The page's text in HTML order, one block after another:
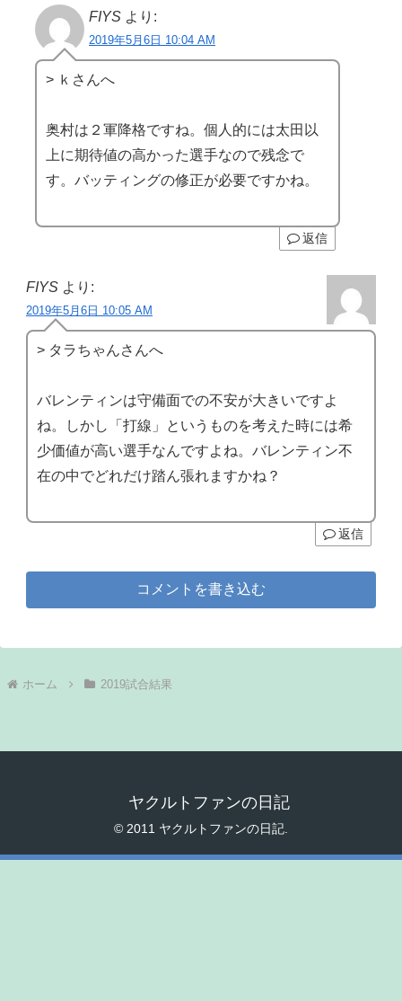
FIYS より:
2019年5月6日 10:04 AM
> ｋさんへ
奥村は２軍降格ですね。個人的には太田以
上に期待値の高かった選手なので残念で
す。バッティングの修正が必要ですかね。
返信
FIYS より:
2019年5月6日 10:05 AM
> タラちゃんさんへ
バレンティンは守備面での不安が大きいですよ
ね。しかし「打線」というものを考えた時には希
少価値が高い選手なんですよね。バレンティン不
在の中でどれだけ踏ん張れますかね？
返信
コメントを書き込む
ホーム 2019試合結果
ヤクルトファンの日記
© 2011 ヤクルトファンの日記.